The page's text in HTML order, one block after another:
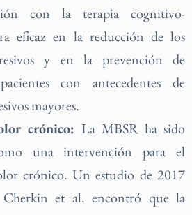
con la terapia cognitivo-
eficaz en la reducción de los
y en la prevención de
con antecedentes de
mayores.
crónico: La MBSR ha sido
una intervención para el
crónico. Un estudio de 2017
Cherkin et al. encontró que la